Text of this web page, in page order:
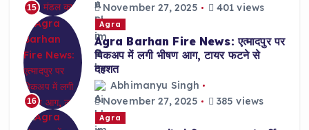
15
November 27, 2025
401 views
16
Agra
Agra Barhan Fire News: एत्मादपुर पर
पिकअप में लगी भीषण आग, टायर फटने से
दहशत
Abhimanyu Singh
November 27, 2025
385 views
Agra